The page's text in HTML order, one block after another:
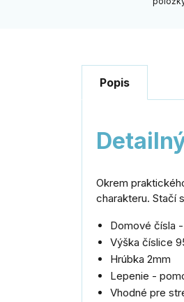
Popis
Okrem
charakteru. Stačí
Domové čísla -
Výška číslice
Hrúbka 2mm
Lepenie -
Vhodné pre